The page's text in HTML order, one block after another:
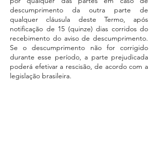
descumprimento da outra parte de
qualquer cláusula deste Termo, após
notificação de 15 (quinze) dias corridos do
recebimento do aviso de descumprimento.
Se o descumprimento não for corrigido
durante esse período, a parte prejudicada
poderá efetivar a rescisão, de acordo com a
legislação brasileira.